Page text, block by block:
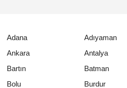
Adana Adıyaman
Ankara
Antalya
Bartın
Batman
Bolu
Burdur